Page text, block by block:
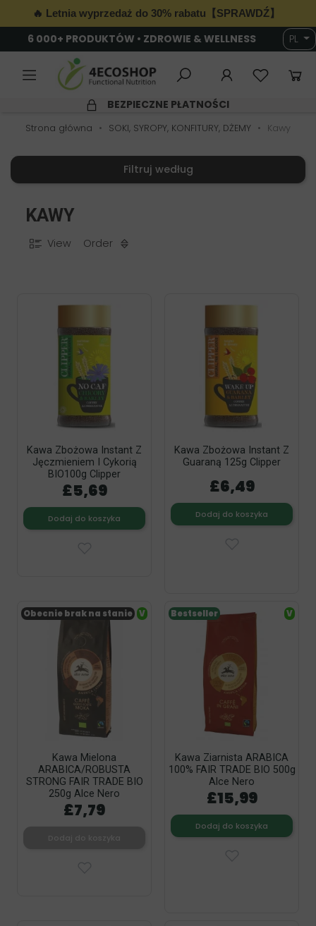
🔥 Letnia wyprzedaż do 30% rabatu【SPRAWDŹ】
6 000+ PRODUKTÓW • ZDROWIE & WELLNESS PL
BEZPIECZNE PŁATNOŚCI
Strona główna SOKI, SYROPY, KONFITURY, DŻEMY Kawy
Filtruj według
KAWY
View Order
Kawa Zbożowa Instant Z
Jęczmieniem I Cykorią
BIO100g Clipper
£5,69
Dodaj do koszyka
Kawa Zbożowa Instant Z
Guaraną 125g Clipper
£6,49
Dodaj do koszyka
Kawa Mielona
ARABICA/ROBUSTA
STRONG FAIR TRADE BIO
250g Alce Nero
£7,79
Obecnie brak na stanie V
Kawa Ziarnista ARABICA
100% FAIR TRADE BIO 500g
Alce Nero
£15,99
Dodaj do koszyka
Bestseller V